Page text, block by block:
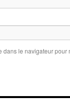
dans le navigateur